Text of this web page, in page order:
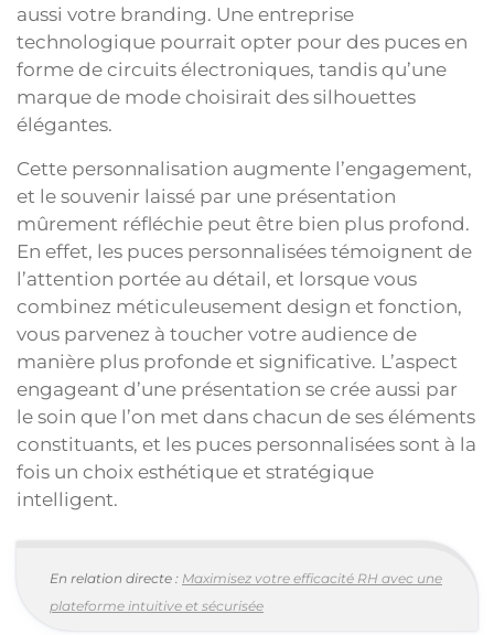
aussi votre branding. Une entreprise
technologique pourrait opter pour des puces en
forme de circuits électroniques, tandis qu’une
marque de mode choisirait des silhouettes
élégantes.
Cette personnalisation augmente l’engagement,
et le souvenir laissé par une présentation
mûrement réfléchie peut être bien plus profond.
En effet, les puces personnalisées témoignent de
l’attention portée au détail, et lorsque vous
combinez méticuleusement design et fonction,
vous parvenez à toucher votre audience de
manière plus profonde et significative. L’aspect
engageant d’une présentation se crée aussi par
le soin que l’on met dans chacun de ses éléments
constituants, et les puces personnalisées sont à la
fois un choix esthétique et stratégique
intelligent.
En relation directe : Maximisez votre efficacité RH avec une
plateforme intuitive et sécurisée